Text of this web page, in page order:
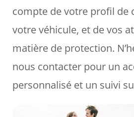
compte de votre profil de
votre véhicule, et de vos
matière de protection.
nous contacter pour un
personnalisé et un suivi